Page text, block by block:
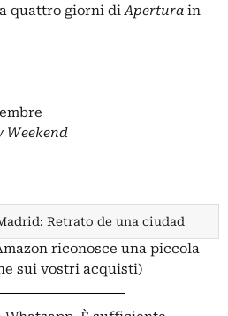
quattro giorni diApertura in
Weekend
Retrato de una ciudad
riconosce una piccola
sui vostri acquisti)